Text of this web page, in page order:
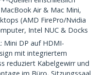
Air & Mac Mini,
(AMD FirePro/Nvidia
Intel NUC & Docks
Mini DP auf HDMI-
mit integriertem
reduziert Kabelgewirr und